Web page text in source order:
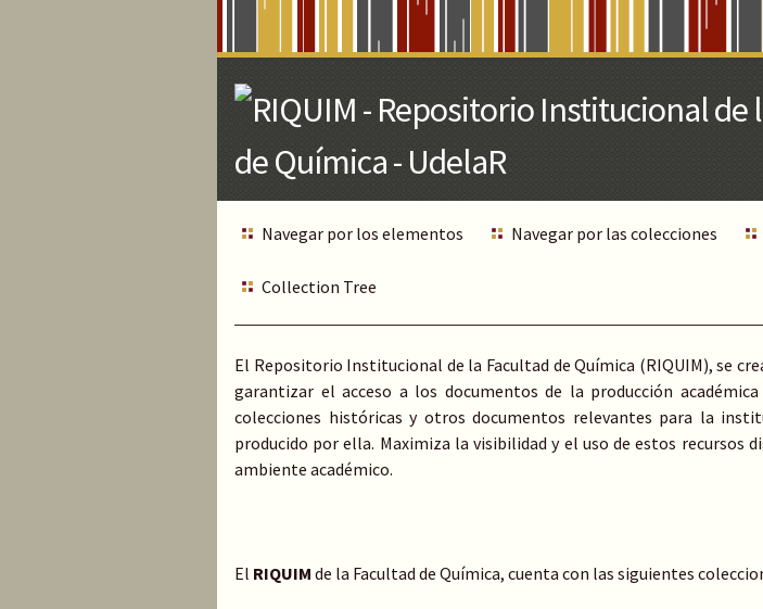
Navegar por los elementos Navegar por las colecciones
Collection Tree
El Repositorio Institucional de la Facultad de Química (RIQUIM), se
garantizar el acceso a los documentos de la producción
colecciones históricas y otros documentos relevantes para la
producido por ella. Maximiza la visibilidad y el uso de estos recursos
ambiente académico.
El RIQUIM de la Facultad de Química, cuenta con las siguientes